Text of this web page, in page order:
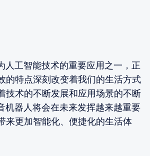
人工智能技术的重要应用之一，正
的特点深刻改变着我们的生活方式
技术的不断发展和应用场景的不断
机器人将会在未来发挥越来越重要
来更加智能化、便捷化的生活体